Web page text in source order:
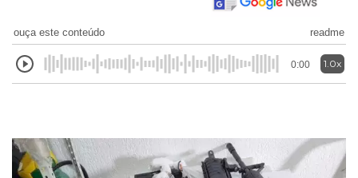
ouça este conteúdo readme
0:00 1.0x